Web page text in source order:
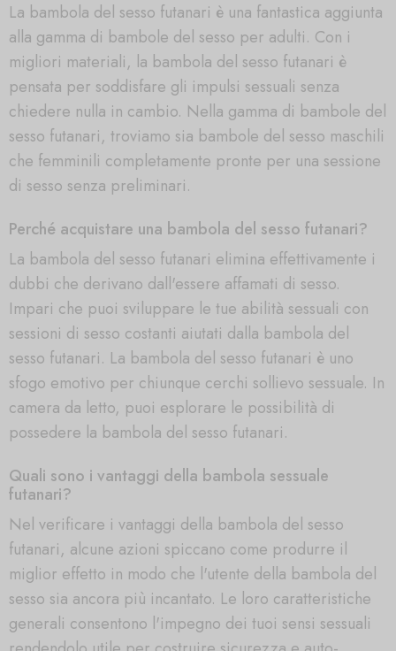
La bambola del sesso futanari è una fantastica aggiunta
alla gamma di bambole del sesso per adulti. Con i
migliori materiali, la bambola del sesso futanari è
pensata per soddisfare gli impulsi sessuali senza
chiedere nulla in cambio. Nella gamma di bambole del
sesso futanari, troviamo sia bambole del sesso maschili
che femminili completamente pronte per una sessione
di sesso senza preliminari.
Perché acquistare una bambola del sesso futanari?
La bambola del sesso futanari elimina effettivamente i
dubbi che derivano dall'essere affamati di sesso.
Impari che puoi sviluppare le tue abilità sessuali con
sessioni di sesso costanti aiutati dalla bambola del
sesso futanari. La bambola del sesso futanari è uno
sfogo emotivo per chiunque cerchi sollievo sessuale. In
camera da letto, puoi esplorare le possibilità di
possedere la bambola del sesso futanari.
Quali sono i vantaggi della bambola sessuale
futanari?
Nel verificare i vantaggi della bambola del sesso
futanari, alcune azioni spiccano come produrre il
miglior effetto in modo che l'utente della bambola del
sesso sia ancora più incantato. Le loro caratteristiche
generali consentono l'impegno dei tuoi sensi sessuali